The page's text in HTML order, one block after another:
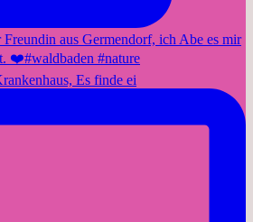
Es finde ei